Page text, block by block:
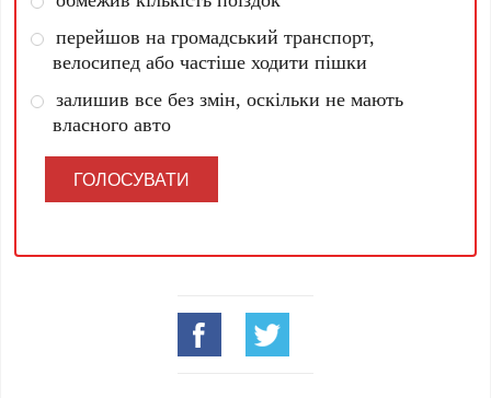
перейшов на громадський транспорт,
велосипед або частіше ходити пішки
залишив все без змін, оскільки не мають
власного авто